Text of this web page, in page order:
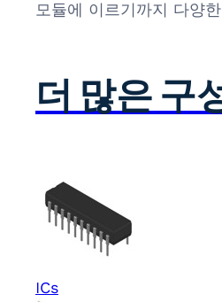
모듈에 이르기까지 다양
더 많은 구
ICs